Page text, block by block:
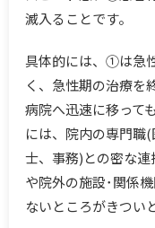
滅入ることです。
具体的には、①は急
く、急性期の治療を
病院へ迅速に移って
には、院内の専門職
士、事務)との密な
や院外の施設･関係
ないところがきつい